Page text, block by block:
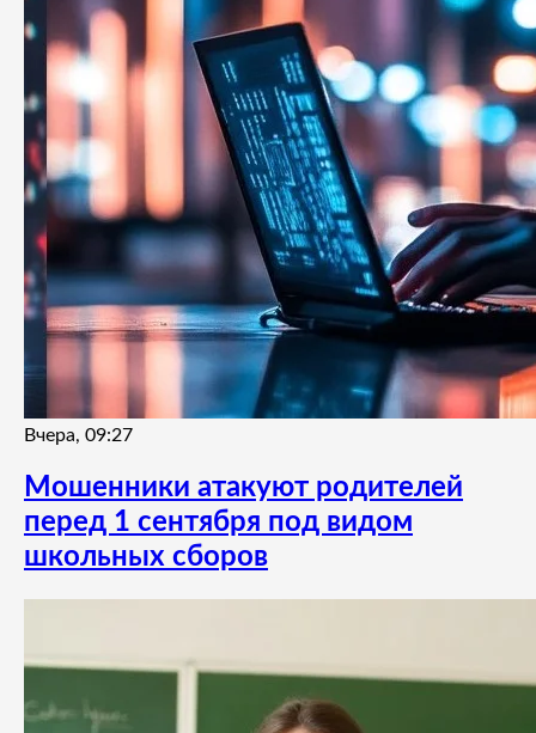
Вчера, 09:27
Мошенники атакуют родителей
перед 1 сентября под видом
школьных сборов